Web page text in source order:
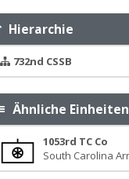
Hierarchie
732nd CSSB
Ähnliche Einheiten
1053rd TC Co
South Carolina